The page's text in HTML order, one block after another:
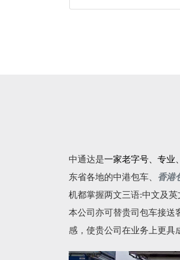
中通达是一家老字号、专业
东省各地的中港包车 香港
机都掌握两文三语:中文及英
本公司亦可替贵司包车接送
感，使贵公司在业务上更具